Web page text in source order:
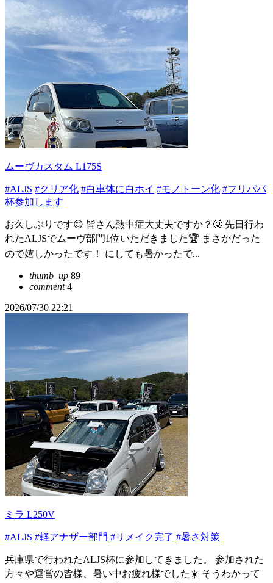
ムーヴカスタム L175S
#ALJS #クリア化 #白車体に白ホイ #モノトーン化 #フリパパ
杯参加します
お久しぶりです😊 皆さん熱中症大丈夫ですか？🥲 先日行わ
れたALJSでムーヴ部門1位いただきました🏆 まさかだった
ので嬉しかったです！ にしても暑かったで...
thumb_up 89
comment4
2026/07/30 22:21
ミラ L250V
#ALJS #軽アナザー部門 #リメイク完了 #暑さ対策
兵庫県で行われたALJS杯に参加してきました。 参加された
方々や運営の皆様、暑い中お疲れ様でした☀️ そうわかって